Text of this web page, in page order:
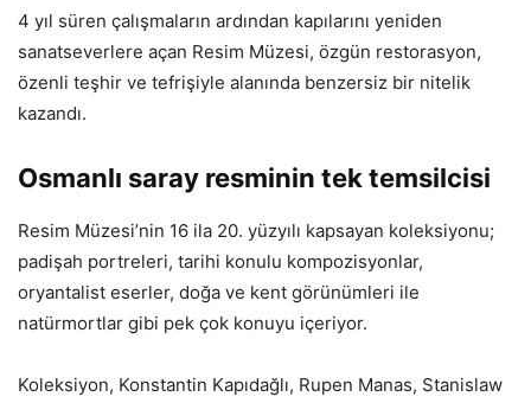
4 yıl süren çalışmaların ardından kapılarını yeniden
sanatseverlere açan Resim Müzesi, özgün restorasyon,
özenli teşhir ve tefrişiyle alanında benzersiz bir nitelik
kazandı.
Osmanlı saray resminin tek temsilcisi
Resim Müzesi’nin 16 ila 20. yüzyılı kapsayan koleksiyonu;
padişah portreleri, tarihi konulu kompozisyonlar,
oryantalist eserler, doğa ve kent görünümleri ile
natürmortlar gibi pek çok konuyu içeriyor.
Koleksiyon, Konstantin Kapıdağlı, Rupen Manas, Stanislaw